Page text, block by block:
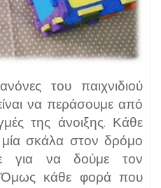
του παιχνιδιού
να περάσουμε από
της άνοιξης. Κάθε
σκάλα στον δρόμο
για να δούμε τον
Όμως κάθε φορά που